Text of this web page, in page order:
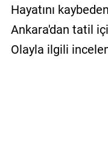
Hayatını
Ankara'dan tatil
Olayla ilgili